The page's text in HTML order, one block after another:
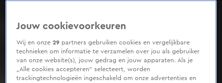
seconds
Jouw cookievoorkeuren
Wij en onze29 partners gebruiken cookies en vergelijkbare
technieken om informatie te verzamelen over jou als gebruiker
van onze website(s), jouw gedrag en jouw apparaten. Als je
„Alle cookies accepteren” selecteert, worden
trackingtechnologieën ingeschakeld om onze advertenties en